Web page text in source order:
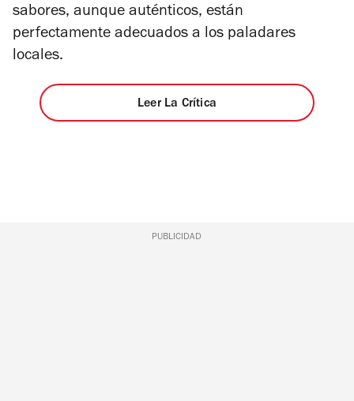
sabores, aunque auténticos, están
perfectamente adecuados a los paladares
locales.
Leer La Crítica
PUBLICIDAD